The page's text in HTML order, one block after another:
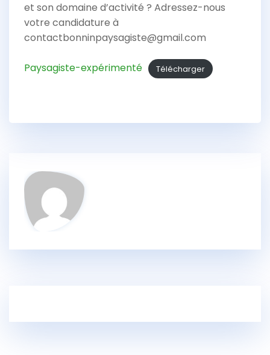
et son domaine d’activité ? Adressez-nous
votre candidature à
contactbonninpaysagiste@gmail.com
Paysagiste-expérimenté Télécharger